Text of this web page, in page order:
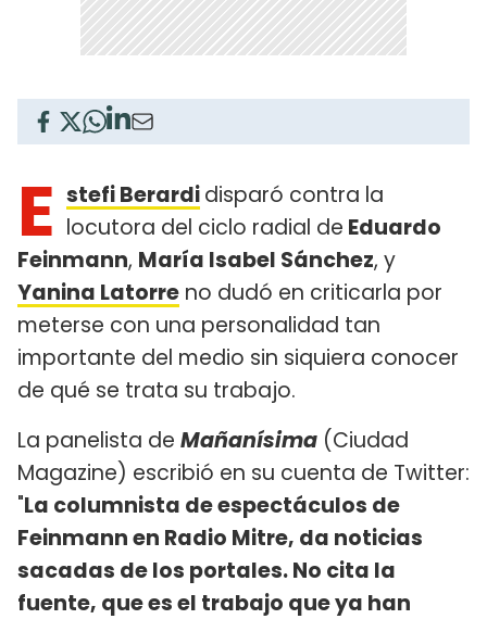
E stefi Berardidisparó contra la
locutora del ciclo radial de Eduardo
Feinmann, María Isabel Sánchez, y
Yanina Latorre no dudó en criticarla por
meterse con una personalidad tan
importante del medio sin siquiera conocer
de qué se trata su trabajo.
La panelista de Mañanísima (Ciudad
Magazine) escribió en su cuenta de Twitter:
"La columnista de espectáculos de
Feinmann en Radio Mitre, da noticias
sacadas de los portales. No cita la
fuente, que es el trabajo que ya han